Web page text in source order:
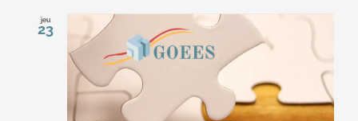
jeu
23